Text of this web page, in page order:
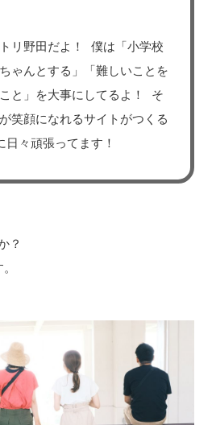
リ野田だよ！ 僕は「小学校
ゃんとする」「難しいことを
と」を大事にしてるよ！ そ
笑顔になれるサイトがつくる
々頑張ってます！
？